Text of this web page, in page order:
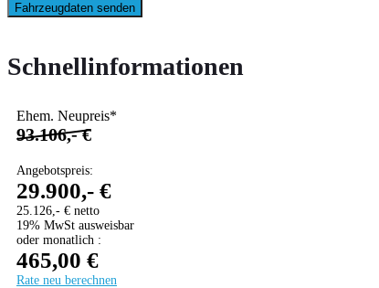
Fahrzeugdaten senden
Schnellinformationen
Ehem. Neupreis*
93.106,- €
Angebotspreis:
29.900,- €
25.126,- € netto
19% MwSt ausweisbar
oder monatlich :
465,00 €
Rate neu berechnen